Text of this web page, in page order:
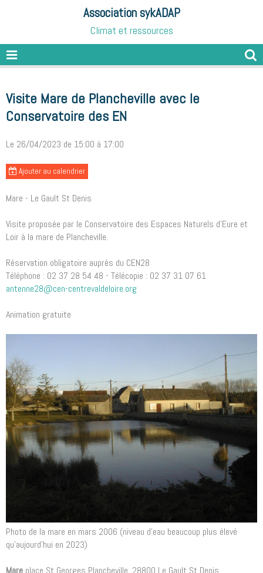
Association sykADAP
Climat et ressources
Visite Mare de Plancheville avec le
Conservatoire des EN
Le 26/04/2023 de 15:00 à 17:00
Ajouter au calendrier
Mare - Le Gault St Denis
Visite proposée par le Conservatoire des Espaces Naturels d'Eure et
Loir à la mare de Plancheville.
Réservation obligatoire auprès du CEN28
Téléphone : 02 37 28 54 48 - Télécopie : 02 37 31 07 61
antenne28@cen-centrevaldeloire.org
Animation gratuite
Photo de la mare en mars 2006 (niveau d'eau beaucoup plus élevé
qu'aujourd'hui en 2023)
Mare place St Georges Plancheville, 28800 Le Gault St Denis